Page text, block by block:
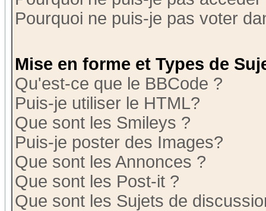
Pourquoi ne puis-je pas voter
Mise en forme et Types de
Qu'est-ce que le BBCode ?
Puis-je utiliser le HTML?
Que sont les Smileys ?
Puis-je poster des Images?
Que sont les Annonces ?
Que sont les Post-it ?
Que sont les Sujets de